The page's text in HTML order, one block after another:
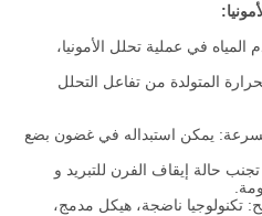
المياه في عملية تحلل الأمونيا،
المتولدة من تفاعل التحلل
يمكن استبداله في غضون بضع
تجنب حالة إيقاف الفرن للتبريد و
تكنولوجيا ناضجة، هيكل مدمج،